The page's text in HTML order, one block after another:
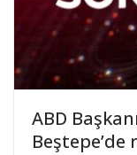
ABD